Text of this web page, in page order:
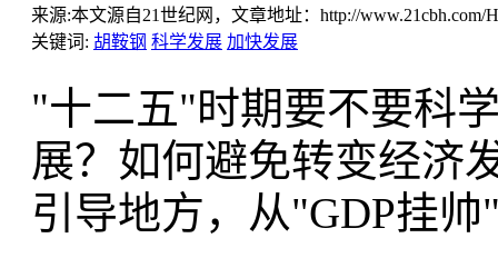
来源:本文源自21世纪网，文章地址：http://
关键词: 胡鞍钢 科学发展 加快发展
"十二五"时期要不要科
展？如何避免转变经济
引导地方，从"GDP挂